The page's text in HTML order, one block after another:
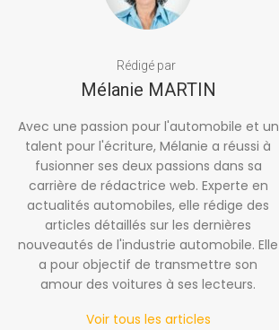
Rédigé par
Mélanie MARTIN
Avec une passion pour l'automobile et un
talent pour l'écriture, Mélanie a réussi à
fusionner ses deux passions dans sa
carrière de rédactrice web. Experte en
actualités automobiles, elle rédige des
articles détaillés sur les dernières
nouveautés de l'industrie automobile. Elle
a pour objectif de transmettre son
amour des voitures à ses lecteurs.
Voir tous les articles